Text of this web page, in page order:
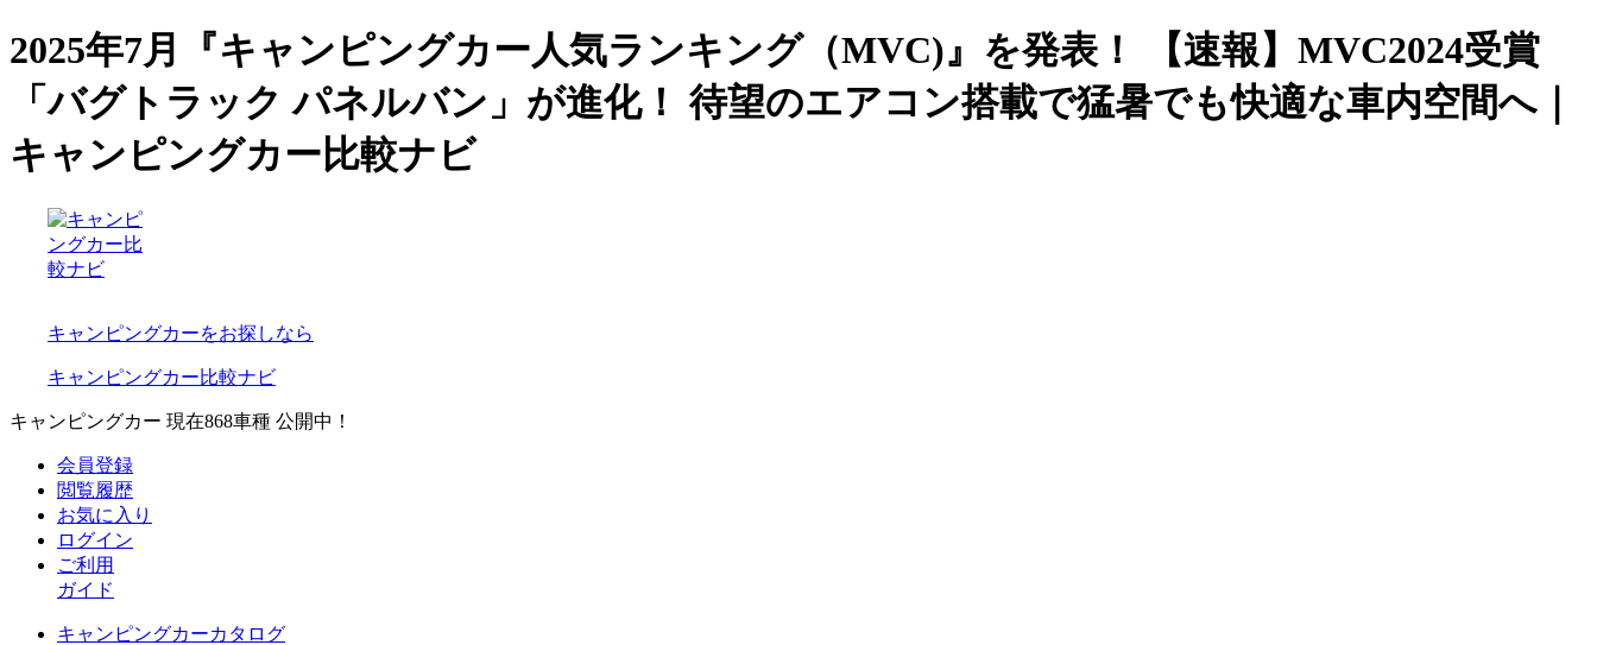
2025年7月『キャンピングカー人気ランキング（MVC)』を発表！ 【速報】MVC2024受賞
「バグトラック パネルバン」が進化！ 待望のエアコン搭載で猛暑でも快適な車内空間へ｜
キャンピングカー比較ナビ
キャンピングカーをお探しなら
キャンピングカー比較ナビ
キャンピングカー 現在868車種 公開中！
会員登録
閲覧履歴
お気に入り
ログイン
ご利用
ガイド
キャンピングカーカタログ